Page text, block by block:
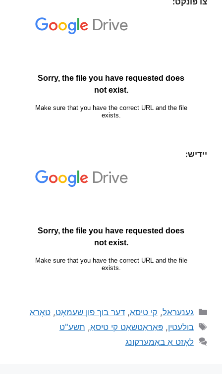
יידיש:
גענעראל, קי טיסאַ,דער בוך פון שעמאָט,טאָראַ
בולעטין,פּאַראַטשאַט קי טיסאַ, תשע"ט
לאָזט אַ באַמערקונג